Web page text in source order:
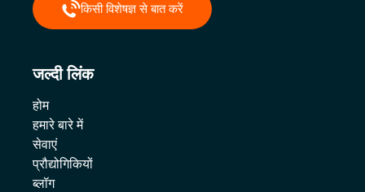
किसी विशेषज्ञ से बात करें
जल्दी लिंक
होम
हमारे बारे में
सेवाएं
प्रौद्योगिकियों
ब्लॉग